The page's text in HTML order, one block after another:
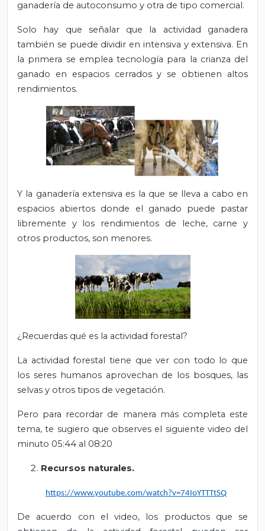
ganadería de autoconsumo y otra de tipo comercial.
Solo hay que señalar que la actividad ganadera
también se puede dividir en intensiva y extensiva. En
la primera se emplea tecnología para la crianza del
ganado en espacios cerrados y se obtienen altos
rendimientos.
Y la ganadería extensiva es la que se lleva a cabo en
espacios abiertos donde el ganado puede pastar
libremente y los rendimientos de leche, carne y
otros productos, son menores.
¿Recuerdas qué es la actividad forestal?
La actividad forestal tiene que ver con todo lo que
los seres humanos aprovechan de los bosques, las
selvas y otros tipos de vegetación.
Pero para recordar de manera más completa este
tema, te sugiero que observes el siguiente video del
minuto 05:44 al 08:20
Recursos naturales.
https://www.youtube.com/watch?v=74IoYTTTtSQ
De acuerdo con el video, los productos que se